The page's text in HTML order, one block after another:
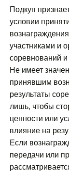
Подкуп
условии
участниками и
соревнований
Не имеет
принявшим
результаты
лишь, чтобы
ценности или
влияние на
Если
передачи или